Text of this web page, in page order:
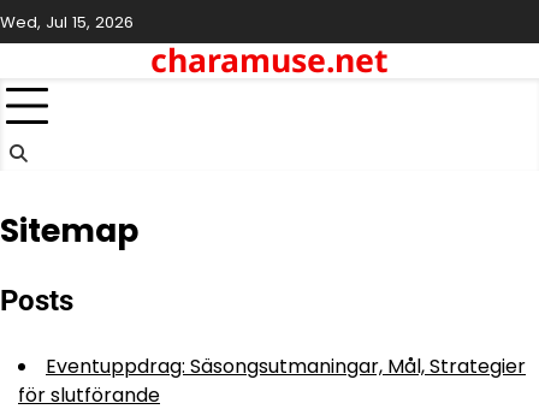
Skip
to
Wed, Jul 15, 2026
charamuse.net
Sitemap
Posts
Eventuppdrag: Säsongsutmaningar, Mål, Strategier
för slutförande